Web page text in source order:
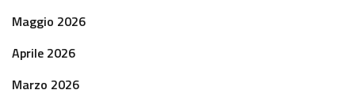
Maggio 2026
Aprile 2026
Marzo 2026